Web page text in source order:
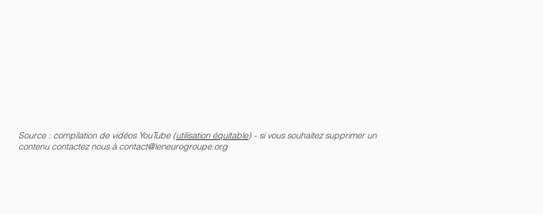
Source : compilation de vidéos YouTube (utilisation équitable) - si vous souhaitez supprimer un
contenu contactez nous à contact@leneurogroupe.org